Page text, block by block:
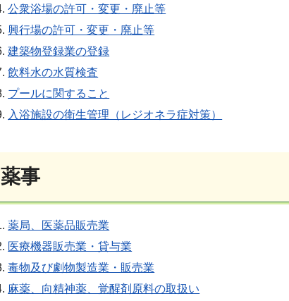
公衆浴場の許可・変更・廃止等
興行場の許可・変更・廃止等
建築物登録業の登録
飲料水の水質検査
プールに関すること
入浴施設の衛生管理（レジオネラ症対策）
薬事
薬局、医薬品販売業
医療機器販売業・貸与業
毒物及び劇物製造業・販売業
麻薬、向精神薬、覚醒剤原料の取扱い